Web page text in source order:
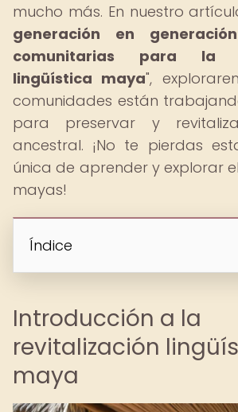
mucho más. En nuestro
generación en
comunitarias para la
lingüística maya",
comunidades están
para preservar y
ancestral. ¡No te pierdas
única de aprender y explorar
mayas!
Índice
Introducción a la
revitalización
maya